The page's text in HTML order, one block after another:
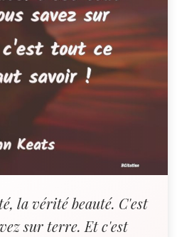
la vérité beauté. C'est
sur terre. Et c'est